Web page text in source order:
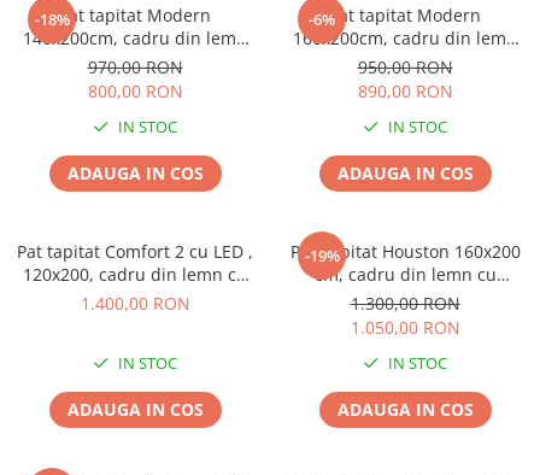
-18%Pat tapitat Modern
140x200cm, cadru din lemn
cu somiera fixa, culoare Gri
970,00 RON
800,00 RON
IN STOC
ADAUGA IN COS
-6%Pat tapitat Modern
160x200cm, cadru din lemn
cu somiera fixa, culoare Gri
950,00 RON
890,00 RON
IN STOC
ADAUGA IN COS
Pat tapitat Comfort 2 cu LED ,
120x200, cadru din lemn cu
somiera fixa, culoare Roz
1.400,00 RON
IN STOC
ADAUGA IN COS
-19%
Pat Tapitat Houston 160x200
cm, cadru din lemn cu
somiera fixa, Culoare Gri
1.300,00 RON
1.050,00 RON
IN STOC
ADAUGA IN COS